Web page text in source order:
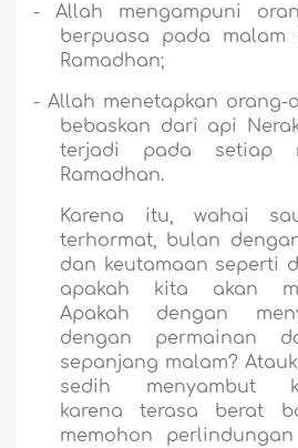
-
Allah mengampuni
berpuasa pada malam
Ramadhan;
- Allah menetapkan orang-
bebaskan dari api
terjadi pada setiap
Ramadhan.
Karena itu, wahai
terhormat, bulan
dan keutamaan seperti
apakah kita akan
Apakah dengan
dengan permainan
sepanjang malam?
sedih menyambut
karena terasa berat
memohon